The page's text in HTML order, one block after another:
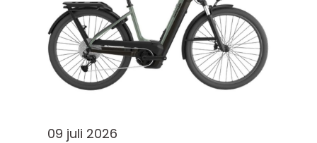
09 juli 2026